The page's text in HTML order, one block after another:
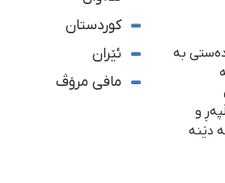
٩٠ی هەتاوییەوە دەستی بە
و
دێنە
کوردستان
ئێران
مافی مرۆڤ